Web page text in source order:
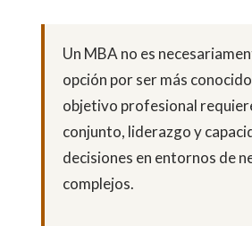
Un MBA no es
opción por ser más
objetivo profesional
conjunto, liderazgo y
decisiones en entornos de
complejos.